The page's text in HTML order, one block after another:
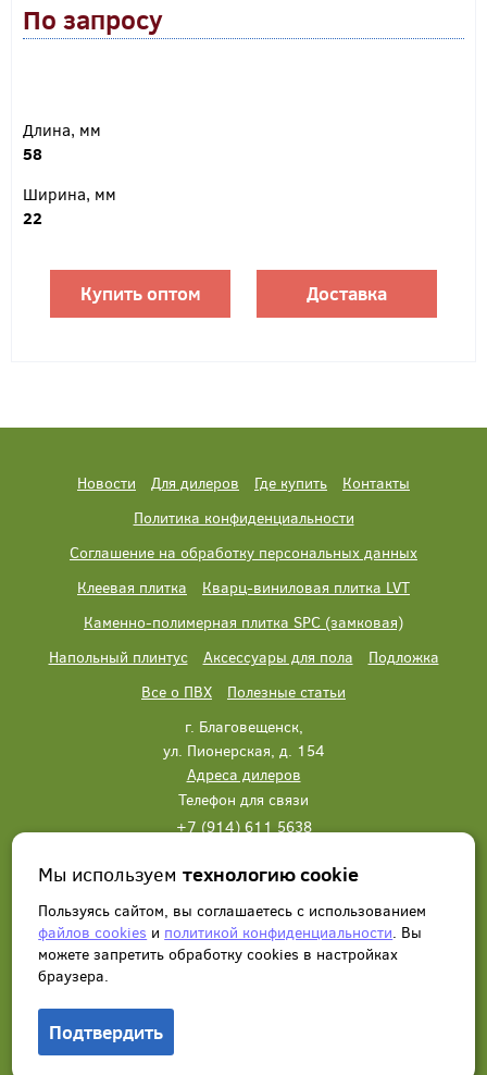
По запросу
Длина, мм
58
Ширина, мм
22
Купить оптом Доставка
Новости Для дилеров Где купить
Контакты
Политика конфиденциальности
Соглашение на обработку персональных данных
Клеевая плитка
Кварц-виниловая плитка LVT
Каменно-полимерная плитка SPC (замковая)
Напольный плинтус
Аксессуары для пола
Подложка
Все о ПВХ
Полезные статьи
г. Благовещенск,
ул. Пионерская, д. 154
Адреса дилеров
Телефон для связи
+7 (914) 611 5638
Написать нам Заказать звонок
Мы используемтехнологию cookie
Пользуясь сайтом, вы соглашаетесь с использованием
файлов cookies и политикой конфиденциальности. Вы
можете запретить обработку сookies в настройках
браузера.
Подтвердить